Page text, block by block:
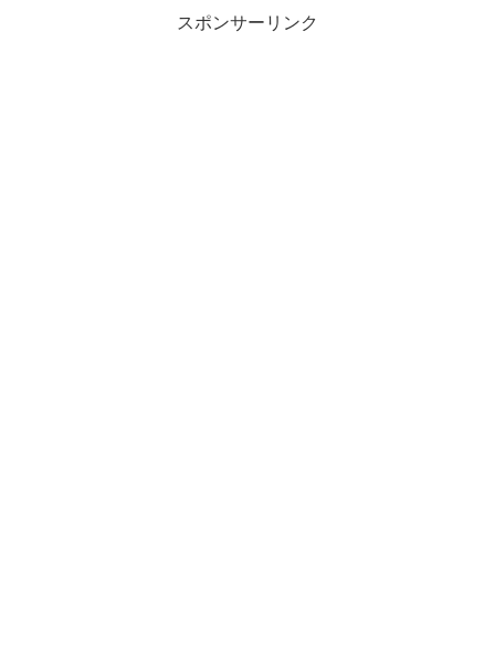
スポンサーリンク